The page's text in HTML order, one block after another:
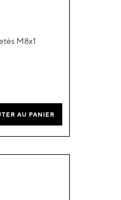
M8x1
AU PANIER